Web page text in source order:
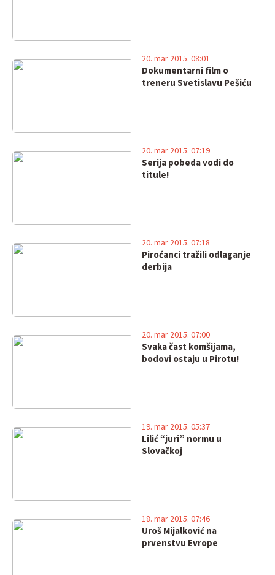
Dokumentarni film o
treneru Svetislavu Pešiću
20. mar 2015. 08:01
Serija pobeda vodi do
titule!
20. mar 2015. 07:19
Piroćanci tražili odlaganje
derbija
20. mar 2015. 07:18
Svaka čast komšijama,
bodovi ostaju u Pirotu!
20. mar 2015. 07:00
Lilić “juri” normu u
Slovačkoj
19. mar 2015. 05:37
Uroš Mijalković na
prvenstvu Evrope
18. mar 2015. 07:46